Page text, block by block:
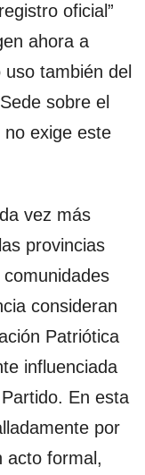
oficial”
ahora a
también del
sobre el
exige este
vez más
provincias
consideran
Patriótica
influenciada
En esta
por
acto formal,